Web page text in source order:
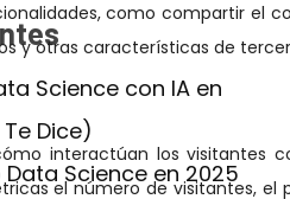
Science con IA en
Dice)
Science en 2025